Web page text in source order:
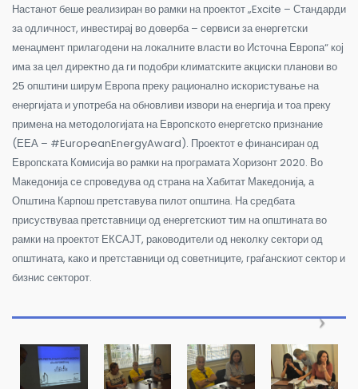
Настанот беше реализиран во рамки на проектот „Excite – Стандарди
за одличност, инвестирај во доверба – сервиси за енергетски
менаџмент прилагодени на локалните власти во Источна Европа“ кој
има за цел директно да ги подобри климатските акциски планови во
25 општини ширум Европа преку рационално искористување на
енергијата и употреба на обновливи извори на енергија и тоа преку
примена на методологијата на Европското енергетско признание
(ЕЕА – #EuropeanEnergyAward). Проектот е финансиран од
Европската Комисија во рамки на програмата Хоризонт 2020. Во
Македонија се спроведува од страна на Хабитат Македонија, а
Општина Карпош претставува пилот општина. На средбата
присуствуваа претставници од енергетскиот тим на општината во
рамки на проектот ЕКСАЈТ, раководители од неколку сектори од
општината, како и претставници од советниците, граѓанскиот сектор и
бизнис секторот.